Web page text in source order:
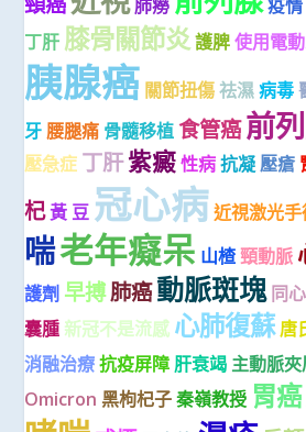
肺癆 疫情
丁肝 膝骨關節炎護脾 使用電
胰腺癌 關節扭傷 祛濕 病毒
牙 腰腿痛 骨髓移植 食管癌前
壓急症 丁肝紫癜 性病 抗凝 壓瘡
杞黃 豆 冠心病 近視激光手
喘老年癡呆 山楂 頸動脈
護劑 早搏肺癌動脈斑塊 同
囊腫 新冠不是流感 心肺復蘇唐
消融治療 抗疫屏障 肝衰竭 主動脈夾
Omicron 黑枸杞子 秦嶺教授 胃癌